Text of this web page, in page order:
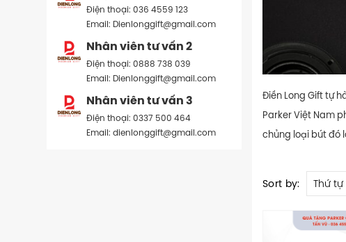
Điện thoại: 036 4559 123
Email: Dienlonggift@gmail.com
Nhân viên tư vấn 2
Điện thoại: 0888 738 039
Email: Dienlonggift@gmail.com
Nhân viên tư vấn 3
Điện thoại: 0337 500 464
Email: dienlonggift@gmail.com
Điền Long Gift tự
Parker Việt Nam
chủng loại bút đó
Sort by: